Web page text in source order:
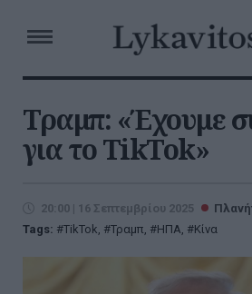
Τραμπ: «Έχουμε
για το TikTok»
20:00 | 16 Σεπτεμβρίου 2025
Tags:
TikTok, Τραμπ, ΗΠΑ, Κίνα